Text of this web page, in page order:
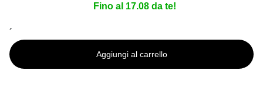
Fino al 17.08 da te!
´
Aggiungi al carrello